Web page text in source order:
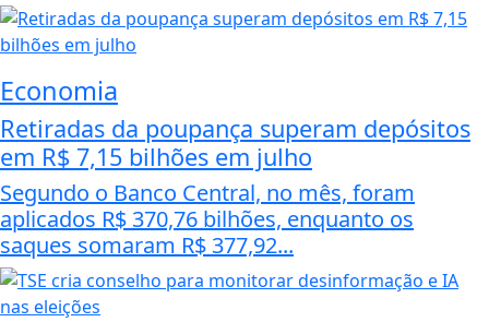
Economia
Retiradas da poupança superam depósitos
em R$ 7,15 bilhões em julho
Segundo o Banco Central, no mês, foram
aplicados R$ 370,76 bilhões, enquanto os
saques somaram R$ 377,92...